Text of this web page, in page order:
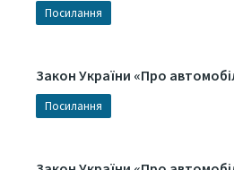
Посилання
Закон України «Про
Посилання